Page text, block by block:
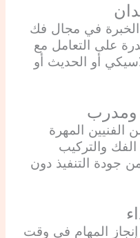
في مجال فك
على التعامل مع
أو الحديث أو
المهرة
والتركيب
جودة التنفيذ دون
المهام في وقت